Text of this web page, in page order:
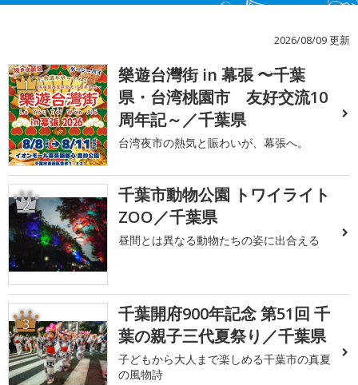
2026/08/09 更新
1
樂遊台灣街 in 幕張 〜千葉
県・台湾桃園市 友好交流10
周年記～／千葉県
台湾夜市の熱気と賑わいが、幕張へ。
2
千葉市動物公園 トワイライト
ZOO／千葉県
昼間とは異なる動物たちの姿に出合える
3
千葉開府900年記念 第51回 千
葉の親子三代夏祭り／千葉県
子どもから大人まで楽しめる千葉市の真夏
の風物詩